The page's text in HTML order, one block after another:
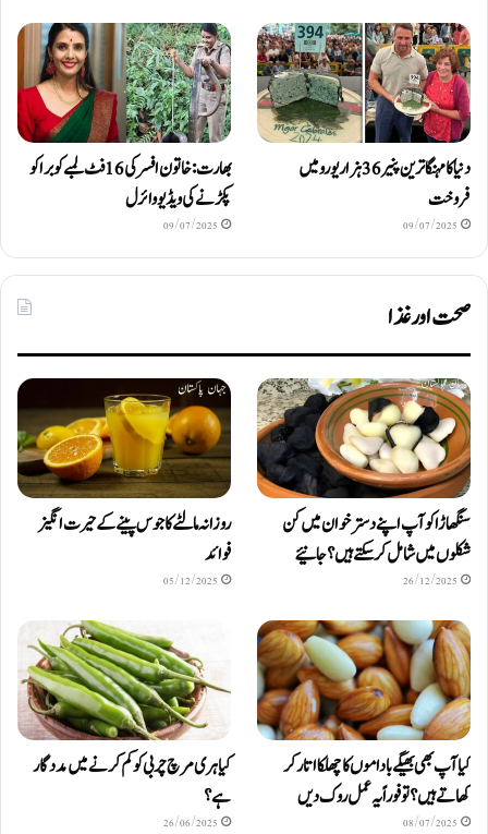
دنیا کا مہنگا ترین پنیر 36 ہزار یورو میں
فروخت
09/07/2025
بھارت: خاتون افسر کی 16 فٹ لمبے کوبرا کو
پکڑنے کی ویڈیو وائرل
09/07/2025
صحت اور غذا
سنگھاڑا کو آپ اپنے دستر خوان میں کن
شکلوں میں شامل کرسکتے ہیں ؟ جانیئے
26/12/2025
روزانہ مالٹے کا جوس پینے کے حیرت انگیز
فوائد
05/12/2025
کیا آپ بھی بھیگے باداموں کا چھلکا اتار کر
کھاتے ہیں؟ تو فوراً یہ عمل روک دیں
08/07/2025
کیا ہری مرچ چربی کو کم کرنے میں مددگار
ہے؟
26/06/2025